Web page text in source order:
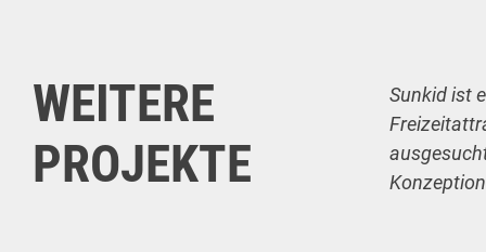
WEITERE
PROJEKTE
Sunkid ist